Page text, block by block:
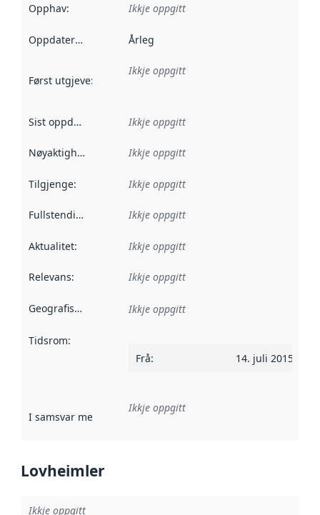
Opphav: Ikkje oppgitt
Oppdateringsfrekvens :
Årleg
Først utgjeve: Denne datoen seier når dataa i dette
Ikkje oppgitt
Sist oppdatert Ikkje oppgitt
Nøyaktigheit Ikkje oppgitt
Tilgjenge: Ikkje oppgitt
Fullstendigheit Ikkje oppgitt
Aktualitet: Ikkje oppgitt
Relevans: Ikkje oppgitt
Geografisk område Ikkje oppgitt
Tidsrom:
Frå: 14. juli 2015
I samsvar med Referanse til ei implementeringsregel eller
Ikkje oppgitt
Lovheimler
Ikkje oppgitt